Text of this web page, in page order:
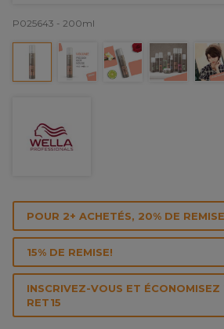
P025643 - 200ml
POUR 2+ ACHETÉS, 20% DE
15% DE REMISE!
INSCRIVEZ-VOUS ET ÉCONOMISEZ
RET15